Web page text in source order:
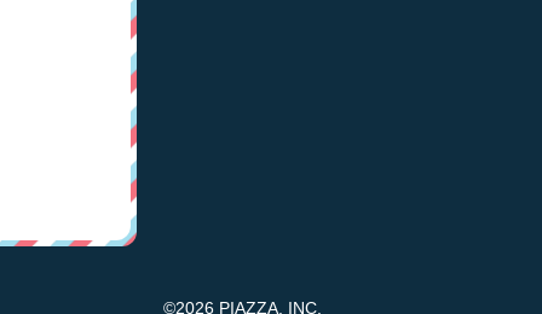
©2026 PIAZZA, INC.